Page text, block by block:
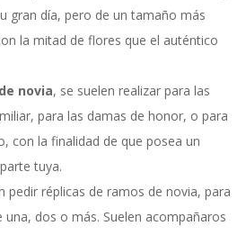
gran día, pero de un tamaño más
la mitad de flores que el auténtico
novia, se suelen realizar para las
para las damas de honor, o para
con la finalidad de que posea un
tuya.
pedir réplicas de ramos de novia, para
una, dos o más. Suelen acompañaros